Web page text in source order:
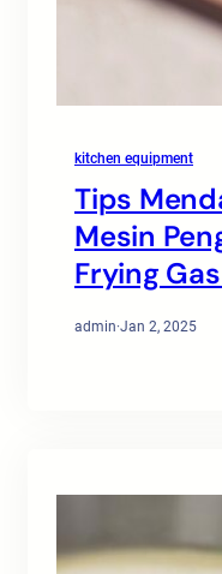
kitchen equipment
Tips
Mesin
Frying
admin·Jan 2, 2025